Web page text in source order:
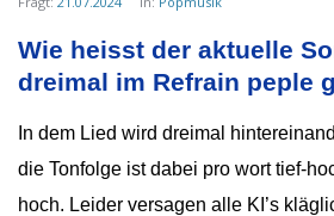
WieheisstdasLied.de
Neueste
Wie heisst der aktuelle
dreimal im Refrain peple
In dem Lied wird dreimal
die Tonfolge ist dabei pro wort tief-
hoch. Leider versagen alle KI’s